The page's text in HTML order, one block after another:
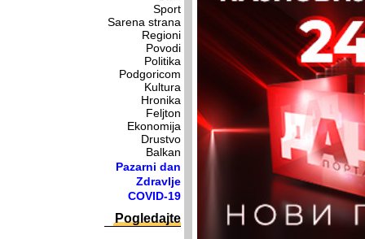
Sport
Sarena strana
Regioni
Povodi
Politika
Podgoricom
Kultura
Hronika
Feljton
Ekonomija
Drustvo
Balkan
Pazarni dan
Zdravlje
COVID-19
Pogledajte